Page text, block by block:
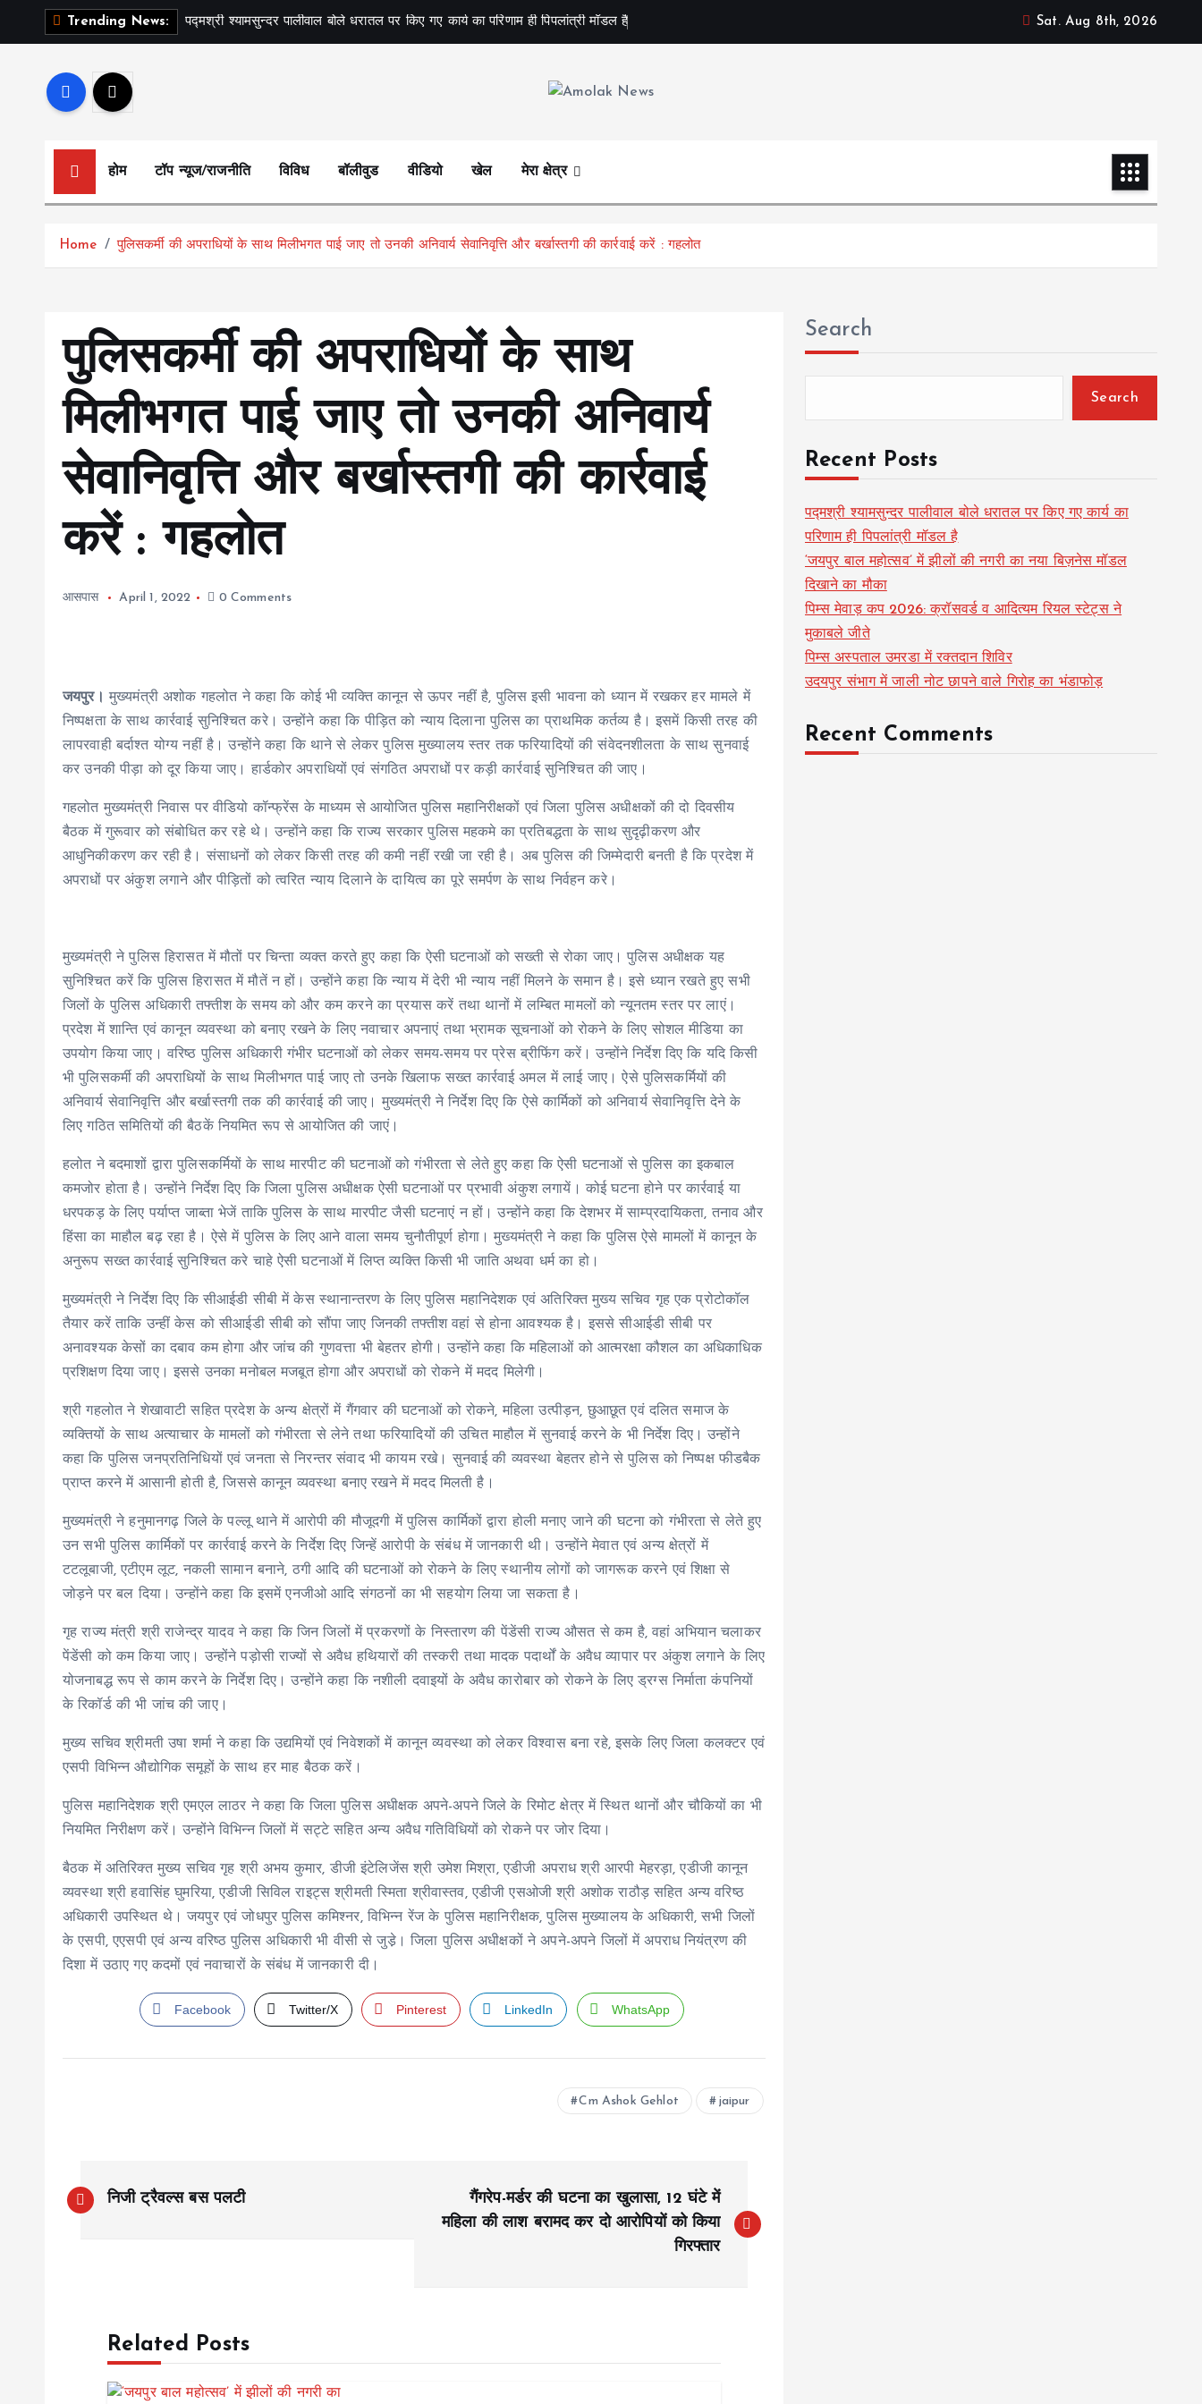
Trending News: पद्मश्री श्यामसुन्दर पालीवाल बोले धरातल पर किए गए कार्य का परिणाम ही पिपलांत्री मॉडल है Sat. Aug 8th, 2026
होम टॉप न्यूज/राजनीति विविध बॉलीवुड वीडियो खेल मेरा क्षेत्र
Home पुलिसकर्मी की अपराधियों के साथ मिलीभगत पाई जाए तो उनकी अनिवार्य सेवानिवृत्ति और बर्खास्तगी की कार्रवाई करें : गहलोत
पुलिसकर्मी की अपराधियों के साथ
मिलीभगत पाई जाए तो उनकी अनिवार्य
सेवानिवृत्ति और बर्खास्तगी की कार्रवाई
करें : गहलोत
आसपास April 1, 2022 0 Comments
जयपुर। मुख्यमंत्री अशोक गहलोत ने कहा कि कोई भी व्यक्ति कानून से ऊपर नहीं है, पुलिस इसी भावना को ध्यान में रखकर हर मामले में
निष्पक्षता के साथ कार्रवाई सुनिश्चित करे। उन्होंने कहा कि पीड़ित को न्याय दिलाना पुलिस का प्राथमिक कर्तव्य है। इसमें किसी तरह की
लापरवाही बर्दाश्त योग्य नहीं है। उन्होंने कहा कि थाने से लेकर पुलिस मुख्यालय स्तर तक फरियादियों की संवेदनशीलता के साथ सुनवाई
कर उनकी पीड़ा को दूर किया जाए। हार्डकोर अपराधियों एवं संगठित अपराधों पर कड़ी कार्रवाई सुनिश्चित की जाए।
गहलोत मुख्यमंत्री निवास पर वीडियो कॉन्फ्रेंस के माध्यम से आयोजित पुलिस महानिरीक्षकों एवं जिला पुलिस अधीक्षकों की दो दिवसीय
बैठक में गुरूवार को संबोधित कर रहे थे। उन्होंने कहा कि राज्य सरकार पुलिस महकमे का प्रतिबद्धता के साथ सुदृढ़ीकरण और
आधुनिकीकरण कर रही है। संसाधनों को लेकर किसी तरह की कमी नहीं रखी जा रही है। अब पुलिस की जिम्मेदारी बनती है कि प्रदेश में
अपराधों पर अंकुश लगाने और पीड़ितों को त्वरित न्याय दिलाने के दायित्व का पूरे समर्पण के साथ निर्वहन करे।
मुख्यमंत्री ने पुलिस हिरासत में मौतों पर चिन्ता व्यक्त करते हुए कहा कि ऐसी घटनाओं को सख्ती से रोका जाए। पुलिस अधीक्षक यह
सुनिश्चित करें कि पुलिस हिरासत में मौतें न हों। उन्होंने कहा कि न्याय में देरी भी न्याय नहीं मिलने के समान है। इसे ध्यान रखते हुए सभी
जिलों के पुलिस अधिकारी तफ्तीश के समय को और कम करने का प्रयास करें तथा थानों में लम्बित मामलों को न्यूनतम स्तर पर लाएं।
प्रदेश में शान्ति एवं कानून व्यवस्था को बनाए रखने के लिए नवाचार अपनाएं तथा भ्रामक सूचनाओं को रोकने के लिए सोशल मीडिया का
उपयोग किया जाए। वरिष्ठ पुलिस अधिकारी गंभीर घटनाओं को लेकर समय-समय पर प्रेस ब्रीफिंग करें। उन्होंने निर्देश दिए कि यदि किसी
भी पुलिसकर्मी की अपराधियों के साथ मिलीभगत पाई जाए तो उनके खिलाफ सख्त कार्रवाई अमल में लाई जाए। ऐसे पुलिसकर्मियों की
अनिवार्य सेवानिवृत्ति और बर्खास्तगी तक की कार्रवाई की जाए। मुख्यमंत्री ने निर्देश दिए कि ऐसे कार्मिकों को अनिवार्य सेवानिवृत्ति देने के
लिए गठित समितियों की बैठकें नियमित रूप से आयोजित की जाएं।
हलोत ने बदमाशों द्वारा पुलिसकर्मियों के साथ मारपीट की घटनाओं को गंभीरता से लेते हुए कहा कि ऐसी घटनाओं से पुलिस का इकबाल
कमजोर होता है। उन्होंने निर्देश दिए कि जिला पुलिस अधीक्षक ऐसी घटनाओं पर प्रभावी अंकुश लगायें। कोई घटना होने पर कार्रवाई या
धरपकड़ के लिए पर्याप्त जाब्ता भेजें ताकि पुलिस के साथ मारपीट जैसी घटनाएं न हों। उन्होंने कहा कि देशभर में साम्प्रदायिकता, तनाव और
हिंसा का माहौल बढ़ रहा है। ऐसे में पुलिस के लिए आने वाला समय चुनौतीपूर्ण होगा। मुख्यमंत्री ने कहा कि पुलिस ऐसे मामलों में कानून के
अनुरूप सख्त कार्रवाई सुनिश्चित करे चाहे ऐसी घटनाओं में लिप्त व्यक्ति किसी भी जाति अथवा धर्म का हो।
मुख्यमंत्री ने निर्देश दिए कि सीआईडी सीबी में केस स्थानान्तरण के लिए पुलिस महानिदेशक एवं अतिरिक्त मुख्य सचिव गृह एक प्रोटोकॉल
तैयार करें ताकि उन्हीं केस को सीआईडी सीबी को सौंपा जाए जिनकी तफ्तीश वहां से होना आवश्यक है। इससे सीआईडी सीबी पर
अनावश्यक केसों का दबाव कम होगा और जांच की गुणवत्ता भी बेहतर होगी। उन्होंने कहा कि महिलाओं को आत्मरक्षा कौशल का अधिकाधिक
प्रशिक्षण दिया जाए। इससे उनका मनोबल मजबूत होगा और अपराधों को रोकने में मदद मिलेगी।
श्री गहलोत ने शेखावाटी सहित प्रदेश के अन्य क्षेत्रों में गैंगवार की घटनाओं को रोकने, महिला उत्पीड़न, छुआछूत एवं दलित समाज के
व्यक्तियों के साथ अत्याचार के मामलों को गंभीरता से लेने तथा फरियादियों की उचित माहौल में सुनवाई करने के भी निर्देश दिए। उन्होंने
कहा कि पुलिस जनप्रतिनिधियों एवं जनता से निरन्तर संवाद भी कायम रखे। सुनवाई की व्यवस्था बेहतर होने से पुलिस को निष्पक्ष फीडबैक
प्राप्त करने में आसानी होती है, जिससे कानून व्यवस्था बनाए रखने में मदद मिलती है।
मुख्यमंत्री ने हनुमानगढ़ जिले के पल्लू थाने में आरोपी की मौजूदगी में पुलिस कार्मिकों द्वारा होली मनाए जाने की घटना को गंभीरता से लेते हुए
उन सभी पुलिस कार्मिकों पर कार्रवाई करने के निर्देश दिए जिन्हें आरोपी के संबंध में जानकारी थी। उन्होंने मेवात एवं अन्य क्षेत्रों में
टटलूबाजी, एटीएम लूट, नकली सामान बनाने, ठगी आदि की घटनाओं को रोकने के लिए स्थानीय लोगों को जागरूक करने एवं शिक्षा से
जोड़ने पर बल दिया। उन्होंने कहा कि इसमें एनजीओ आदि संगठनों का भी सहयोग लिया जा सकता है।
गृह राज्य मंत्री श्री राजेन्द्र यादव ने कहा कि जिन जिलों में प्रकरणों के निस्तारण की पेंडेंसी राज्य औसत से कम है, वहां अभियान चलाकर
पेंडेंसी को कम किया जाए। उन्होंने पड़ोसी राज्यों से अवैध हथियारों की तस्करी तथा मादक पदार्थों के अवैध व्यापार पर अंकुश लगाने के लिए
योजनाबद्ध रूप से काम करने के निर्देश दिए। उन्होंने कहा कि नशीली दवाइयों के अवैध कारोबार को रोकने के लिए ड्रग्स निर्माता कंपनियों
के रिकॉर्ड की भी जांच की जाए।
मुख्य सचिव श्रीमती उषा शर्मा ने कहा कि उद्यमियों एवं निवेशकों में कानून व्यवस्था को लेकर विश्वास बना रहे, इसके लिए जिला कलक्टर एवं
एसपी विभिन्न औद्योगिक समूहों के साथ हर माह बैठक करें।
पुलिस महानिदेशक श्री एमएल लाठर ने कहा कि जिला पुलिस अधीक्षक अपने-अपने जिले के रिमोट क्षेत्र में स्थित थानों और चौकियों का भी
नियमित निरीक्षण करें। उन्होंने विभिन्न जिलों में सट्टे सहित अन्य अवैध गतिविधियों को रोकने पर जोर दिया।
बैठक में अतिरिक्त मुख्य सचिव गृह श्री अभय कुमार, डीजी इंटेलिजेंस श्री उमेश मिश्रा, एडीजी अपराध श्री आरपी मेहरड़ा, एडीजी कानून
व्यवस्था श्री हवासिंह घुमरिया, एडीजी सिविल राइट्स श्रीमती स्मिता श्रीवास्तव, एडीजी एसओजी श्री अशोक राठौड़ सहित अन्य वरिष्ठ
अधिकारी उपस्थित थे। जयपुर एवं जोधपुर पुलिस कमिश्नर, विभिन्न रेंज के पुलिस महानिरीक्षक, पुलिस मुख्यालय के अधिकारी, सभी जिलों
के एसपी, एएसपी एवं अन्य वरिष्ठ पुलिस अधिकारी भी वीसी से जुडे़। जिला पुलिस अधीक्षकों ने अपने-अपने जिलों में अपराध नियंत्रण की
दिशा में उठाए गए कदमों एवं नवाचारों के संबंध में जानकारी दी।
Facebook Twitter/X Pinterest LinkedIn WhatsApp
Cm Ashok Gehlot jaipur
P
निजी ट्रैवल्स बस पलटी
गैंगरेप-मर्डर की घटना का खुलासा, 12 घंटे में
महिला की लाश बरामद कर दो आरोपियों को किया
गिरफ्तार
Related Posts
Search
Search
Recent Posts
पद्मश्री श्यामसुन्दर पालीवाल बोले धरातल पर किए गए कार्य का
परिणाम ही पिपलांत्री मॉडल है
‘जयपुर बाल महोत्सव’ में झीलों की नगरी का नया बिज़नेस मॉडल
दिखाने का मौका
पिम्स मेवाड़ कप 2026: क्रॉसवर्ड व आदित्यम रियल स्टेट्स ने
मुकाबले जीते
पिम्स अस्पताल उमरडा में रक्तदान शिविर
उदयपुर संभाग में जाली नोट छापने वाले गिरोह का भंडाफोड़
Recent Comments